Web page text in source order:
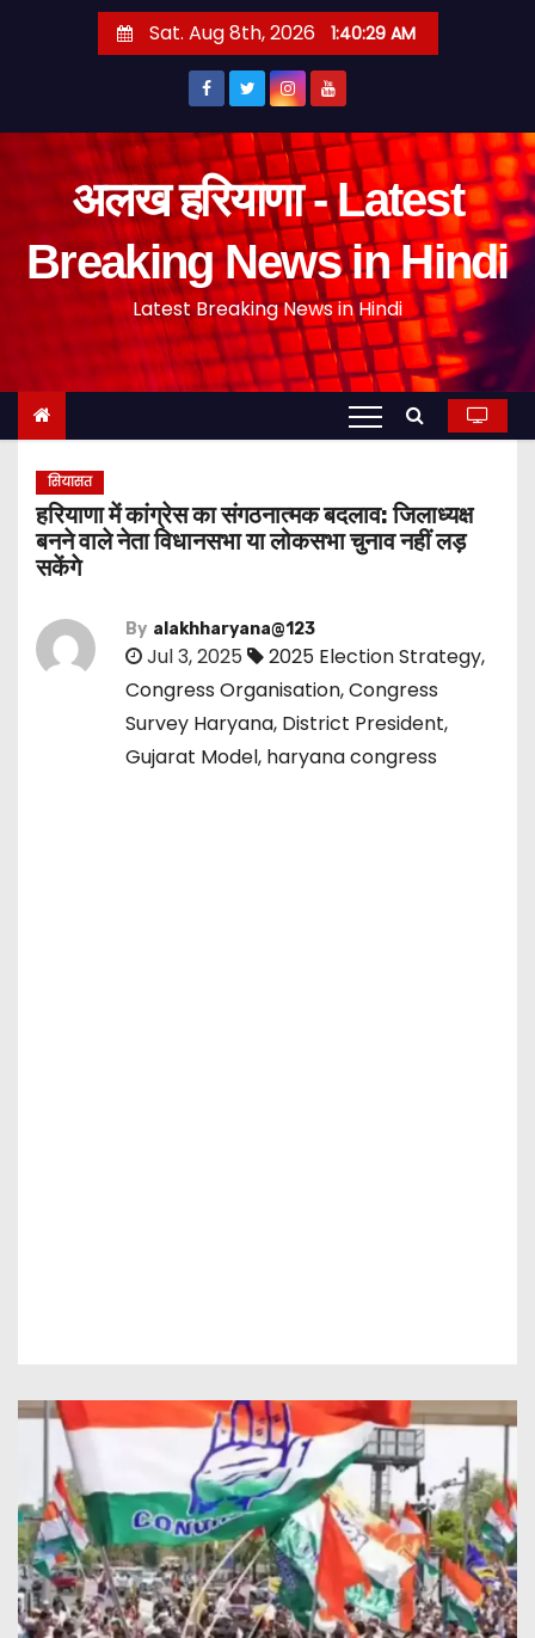
Sat. Aug 8th, 2026 1:40:31 AM
अलख हरियाणा - Latest
Breaking News in Hindi
Latest Breaking News in Hindi
सियासत
हरियाणा में कांग्रेस का संगठनात्मक बदलाव: जिलाध्यक्ष
बनने वाले नेता विधानसभा या लोकसभा चुनाव नहीं लड़
सकेंगे
By alakhharyana@123
Jul 3, 2025 2025 Election Strategy,
Congress Organisation,Congress
Survey Haryana, District President,
Gujarat Model, haryana congress